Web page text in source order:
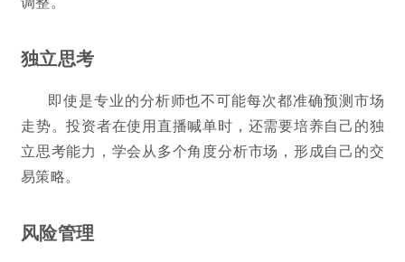
独立思考
即使是专业的分析师也不可能每次都准确预测市场
走势。投资者在使用直播喊单时，还需要培养自己的独
立思考能力，学会从多个角度分析市场，形成自己的交
易策略。
风险管理